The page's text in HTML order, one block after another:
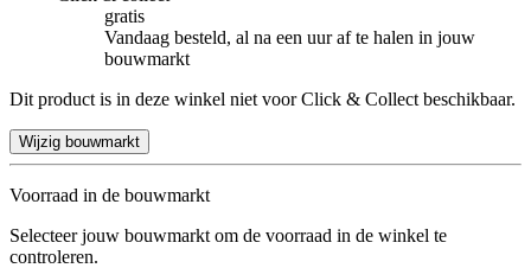
gratis
Vandaag besteld, al na een uur af te halen in jouw
bouwmarkt
Dit product is in deze winkel niet voor Click & Collect beschikbaar.
Wijzig bouwmarkt
Voorraad in de bouwmarkt
Selecteer jouw bouwmarkt om de voorraad in de winkel te
controleren.